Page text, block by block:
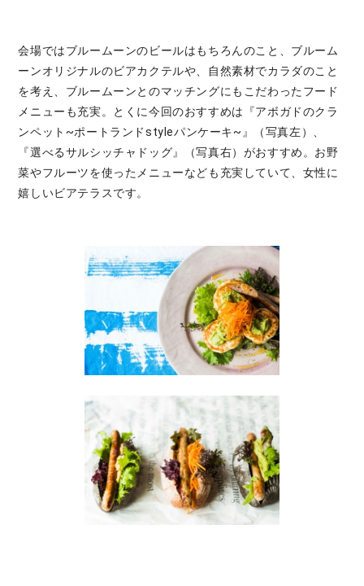
会場ではブルームーンのビールはもちろんのこと、ブルーム
ーンオリジナルのビアカクテルや、自然素材でカラダのこと
を考え、ブルームーンとのマッチングにもこだわったフード
メニューも充実。とくに今回のおすすめは『アボガドのクラ
ンペット~ポートランドstyleパンケーキ~』（写真左）、
『選べるサルシッチャドッグ』（写真右）がおすすめ。お野
菜やフルーツを使ったメニューなども充実していて、女性に
嬉しいビアテラスです。